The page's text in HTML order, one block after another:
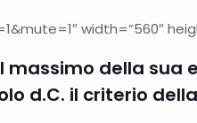
width=”560″
massimo della
d.C. il criterio